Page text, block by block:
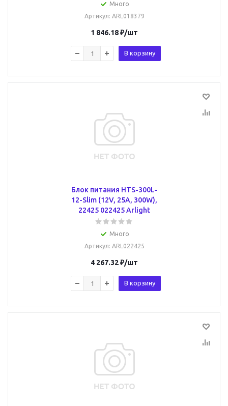
Много
Артикул: ARL018379
1 846.18₽/шт
В корзину
Блок питания HTS-300L-
12-Slim (12V, 25A, 300W),
22425 022425 Arlight
Много
Артикул: ARL022425
4 267.32₽/шт
В корзину